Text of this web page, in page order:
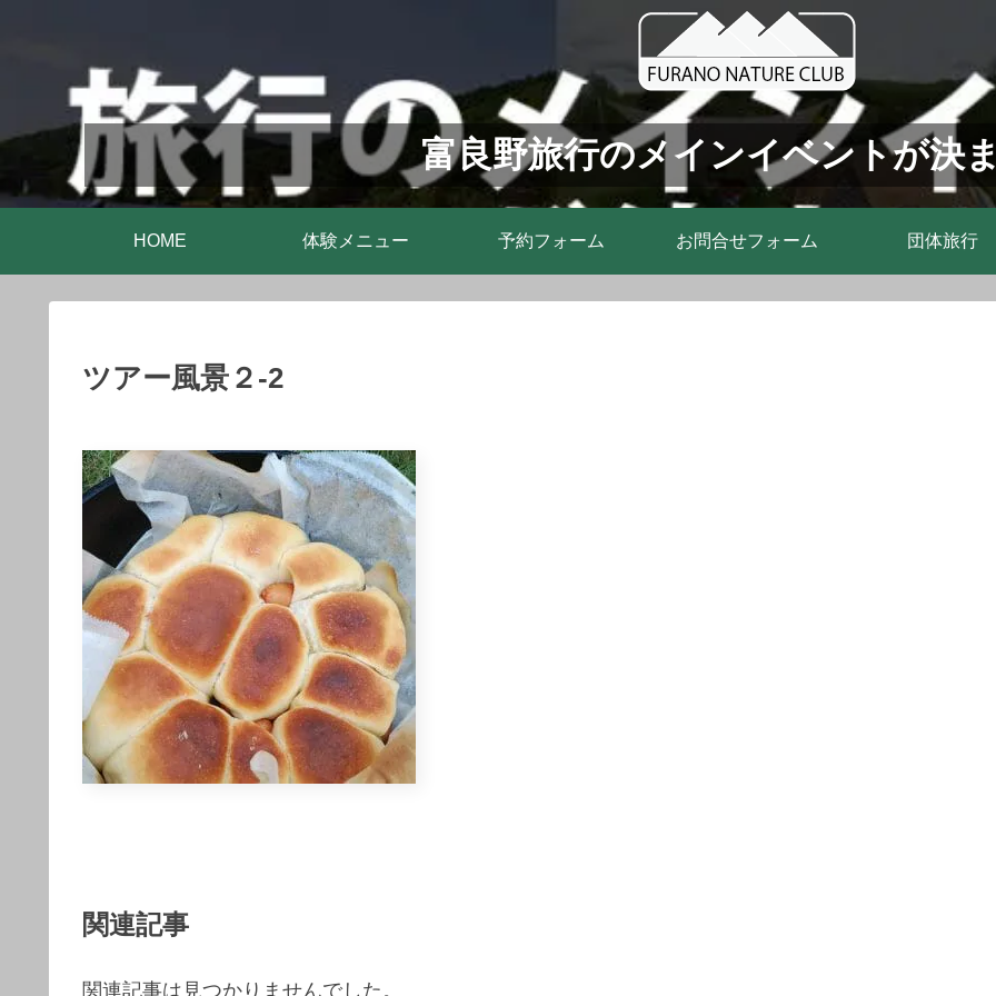
富良野旅行のメインイベントが決
HOME 体験メニュー 予約フォーム お問合せフォーム 団体旅行
ツアー風景２-2
関連記事
関連記事は見つかりませんでした。